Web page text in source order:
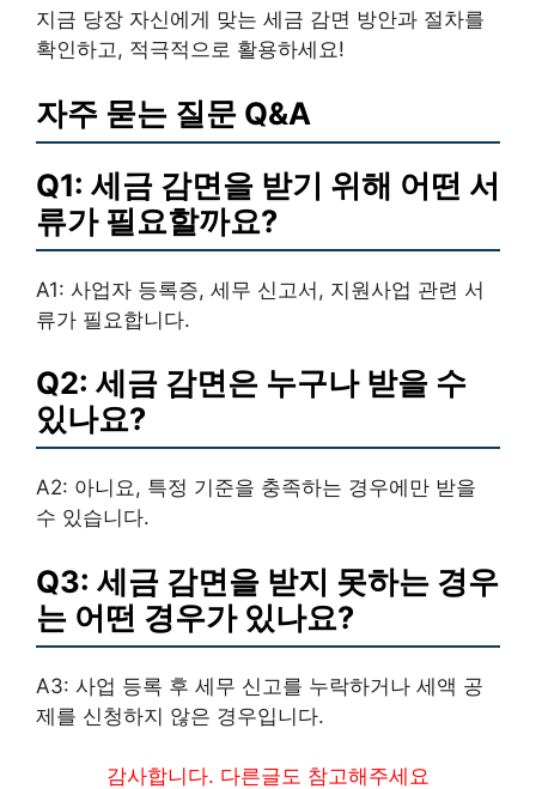
지금 당장 자신에게 맞는 세금 감면 방안과 절차를
확인하고, 적극적으로 활용하세요!
자주 묻는 질문 Q&A
Q1: 세금 감면을 받기 위해 어떤 서
류가 필요할까요?
A1: 사업자 등록증, 세무 신고서, 지원사업 관련 서
류가 필요합니다.
Q2: 세금 감면은 누구나 받을 수
있나요?
A2: 아니요, 특정 기준을 충족하는 경우에만 받을
수 있습니다.
Q3: 세금 감면을 받지 못하는 경우
는 어떤 경우가 있나요?
A3: 사업 등록 후 세무 신고를 누락하거나 세액 공
제를 신청하지 않은 경우입니다.
감사합니다. 다른글도 참고해주세요